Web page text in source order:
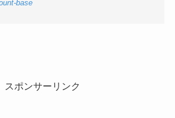
base
スポンサーリンク